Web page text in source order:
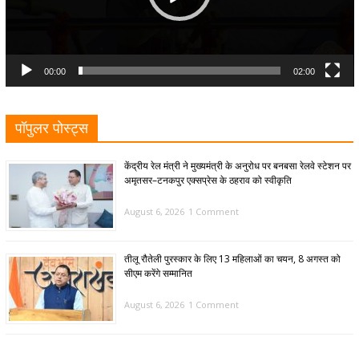
00:00 02:00
पॉपुलर पोस्ट्स
केंद्रीय रेल मंत्री ने मुख्यमंत्री के अनुरोध पर बनबसा रेलवे स्टेशन पर
अमृतसर–टनकपुर एक्सप्रेस के ठहराव को स्वीकृति
August 6, 2026 1 Comment
तीलू रौतेली पुरस्कार के लिए 13 महिलाओं का चयन, 8 अगस्त को
सीएम करेंगे सम्मानित
August 6, 2026 1 Comment